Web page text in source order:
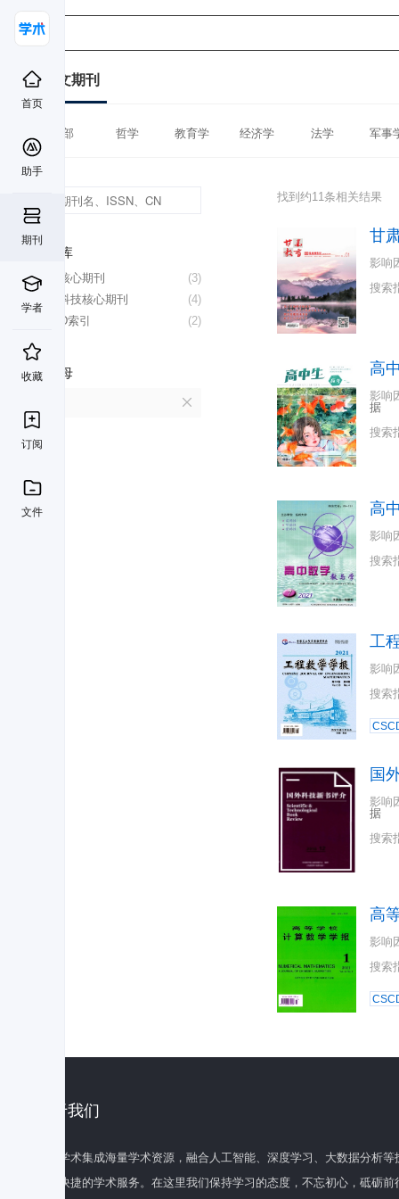
首页
助手
期刊
学者
收藏
订阅
文件
中文期刊
全部 哲学 教育学 经济学 法学 军事
数据库
(3)
北大核心期刊
(4)
中国科技核心期刊
(2)
CSCD索引
首字母
找到约11条相关结果
甘
影响
搜索
高
影响
据
搜索
高
影响
搜索
工
影响
搜索
国
影响
据
搜索
高
影响
搜索
关于我们
百度学术集成海量学术资源，融合人工智能、深度学习、大数据分析
全面快捷的学术服务。在这里我们保持学习的态度，不忘初心，砥砺前